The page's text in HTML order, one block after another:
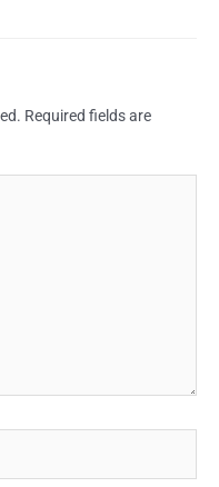
Required fields are